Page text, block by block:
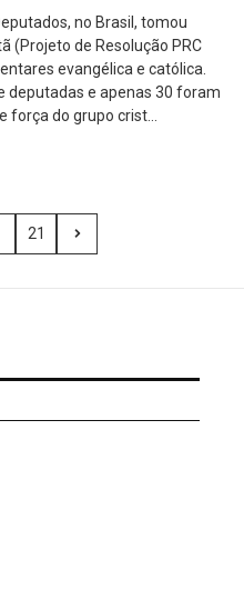
no Brasil, tomou
(Projeto de Resolução PRC
evangélica e católica.
deputadas e apenas 30 foram
do grupo crist...
21